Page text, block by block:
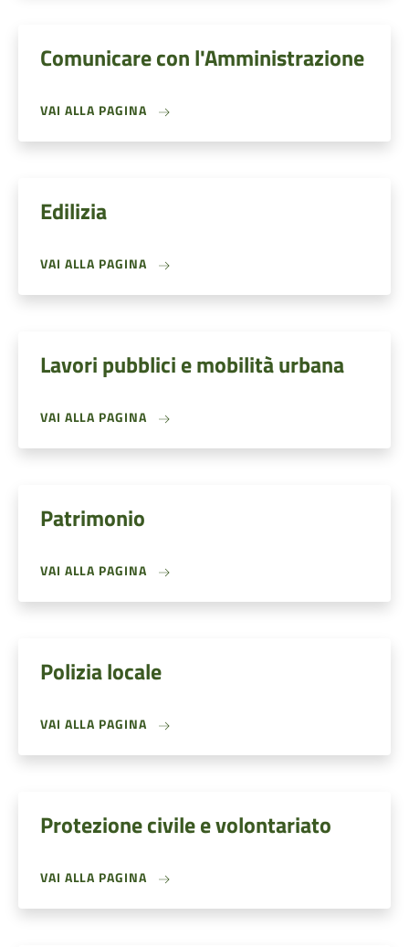
Comunicare con l'Amministrazione
VAI ALLA PAGINA
Edilizia
VAI ALLA PAGINA
Lavori pubblici e mobilità urbana
VAI ALLA PAGINA
Patrimonio
VAI ALLA PAGINA
Polizia locale
VAI ALLA PAGINA
Protezione civile e volontariato
VAI ALLA PAGINA